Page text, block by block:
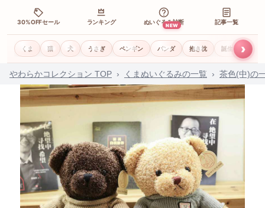
30%OFFセール ランキング ぬいぐるみ診断
NEW 記事一覧
くま 猫 犬 うさぎ ペンギン パンダ 抱き枕 誕生日ギフト
›
やわらかコレクション TOP › くまぬいぐるみの一覧 › 茶色(中)の